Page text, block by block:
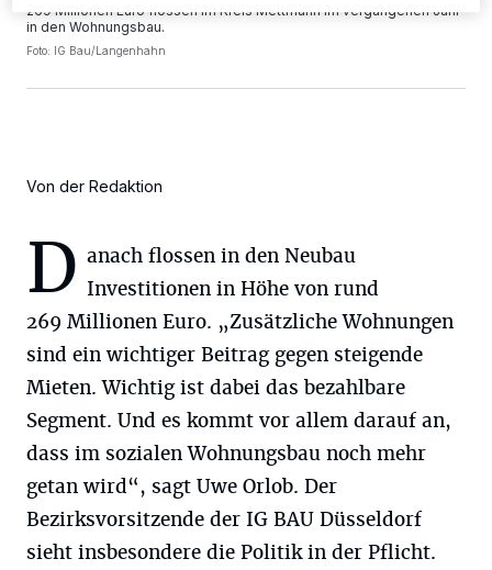
269 Millionen Euro flossen im Kreis Mettmann im vergangenen Jahr
in den Wohnungsbau.
Foto: IG Bau/Langenhahn
Von der Redaktion
D anach flossen in den Neubau
Investitionen in Höhe von rund
269 Millionen Euro. „Zusätzliche Wohnungen
sind ein wichtiger Beitrag gegen steigende
Mieten. Wichtig ist dabei das bezahlbare
Segment. Und es kommt vor allem darauf an,
dass im sozialen Wohnungsbau noch mehr
getan wird“, sagt Uwe Orlob. Der
Bezirksvorsitzende der IG BAU Düsseldorf
sieht insbesondere die Politik in der Pflicht.